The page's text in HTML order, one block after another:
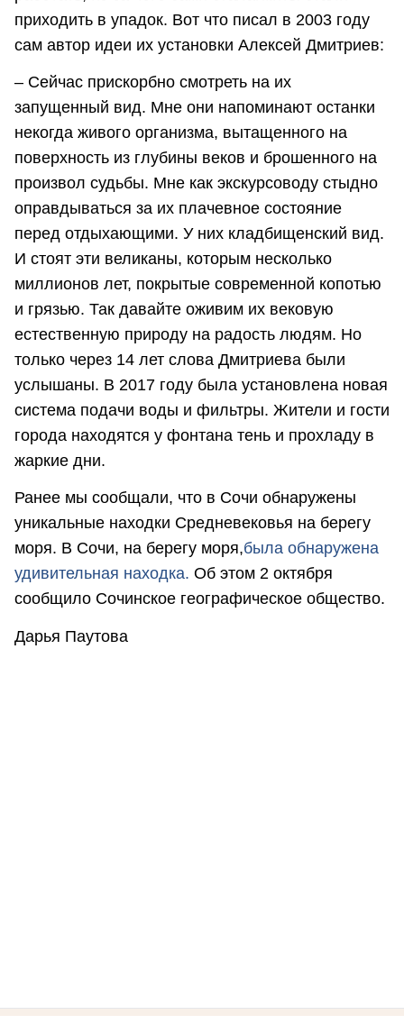
приходить в упадок. Вот что писал в 2003 году
сам автор идеи их установки Алексей Дмитриев:
– Сейчас прискорбно смотреть на их
запущенный вид. Мне они напоминают останки
некогда живого организма, вытащенного на
поверхность из глубины веков и брошенного на
произвол судьбы. Мне как экскурсоводу стыдно
оправдываться за их плачевное состояние
перед отдыхающими. У них кладбищенский вид.
И стоят эти великаны, которым несколько
миллионов лет, покрытые современной копотью
и грязью. Так давайте оживим их вековую
естественную природу на радость людям. Но
только через 14 лет слова Дмитриева были
услышаны. В 2017 году была установлена новая
система подачи воды и фильтры. Жители и гости
города находятся у фонтана тень и прохладу в
жаркие дни.
Ранее мы сообщали, что в Сочи обнаружены
уникальные находки Средневековья на берегу
моря. В Сочи, на берегу моря,была обнаружена
удивительная находка. Об этом 2 октября
сообщило Сочинское географическое общество.
Дарья Паутова